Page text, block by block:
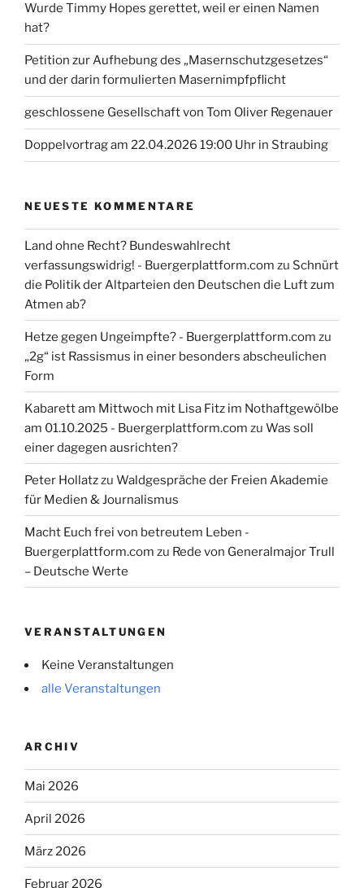
Wurde Timmy Hopes gerettet, weil er einen Namen
hat?
Petition zur Aufhebung des „Masernschutzgesetzes“
und der darin formulierten Masernimpfpflicht
geschlossene Gesellschaft von Tom Oliver Regenauer
Doppelvortrag am 22.04.2026 19:00 Uhr in Straubing
NEUESTE KOMMENTARE
Land ohne Recht? Bundeswahlrecht
verfassungswidrig! - Buergerplattform.com zu Schnürt
die Politik der Altparteien den Deutschen die Luft zum
Atmen ab?
Hetze gegen Ungeimpfte? - Buergerplattform.com zu
„2g“ ist Rassismus in einer besonders abscheulichen
Form
Kabarett am Mittwoch mit Lisa Fitz im Nothaftgewölbe
am 01.10.2025 - Buergerplattform.com zu Was soll
einer dagegen ausrichten?
Peter Hollatzzu Waldgespräche der Freien Akademie
für Medien & Journalismus
Macht Euch frei von betreutem Leben -
Buergerplattform.com zu Rede von Generalmajor Trull
– Deutsche Werte
VERANSTALTUNGEN
Keine Veranstaltungen
alle Veranstaltungen
ARCHIV
Mai 2026
April 2026
März 2026
Februar 2026